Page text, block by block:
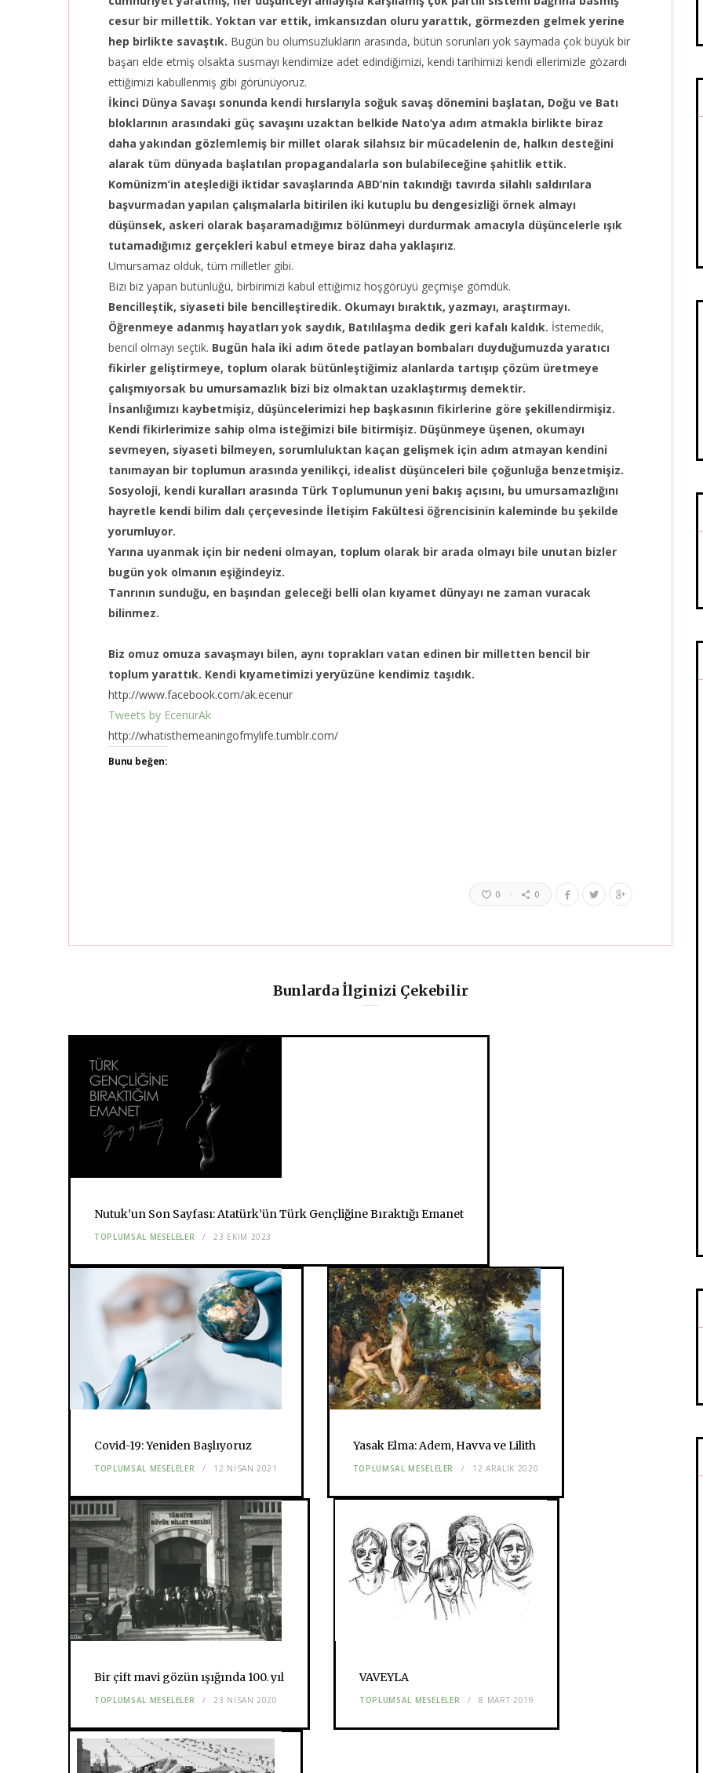
cesur bir millettik. Yoktan var ettik, imkansızdan oluru yarattık, görmezden gelmek yerine
hep birlikte savaştık. Bugün bu olumsuzlukların arasında, bütün sorunları yok saymada çok büyük bir
başarı elde etmiş olsakta susmayı kendimize adet edindiğimizi, kendi tarihimizi kendi ellerimizle gözardı
ettiğimizi kabullenmiş gibi görünüyoruz.
İkinci Dünya Savaşı sonunda kendi hırslarıyla soğuk savaş dönemini başlatan, Doğu ve Batı
bloklarının arasındaki güç savaşını uzaktan belkide Nato’ya adım atmakla birlikte biraz
daha yakından gözlemlemiş bir millet olarak silahsız bir mücadelenin de, halkın desteğini
alarak tüm dünyada başlatılan propagandalarla son bulabileceğine şahitlik ettik.
Komünizm’in ateşlediği iktidar savaşlarında ABD’nin takındığı tavırda silahlı saldırılara
başvurmadan yapılan çalışmalarla bitirilen iki kutuplu bu dengesizliği örnek almayı
düşünsek, askeri olarak başaramadığımız bölünmeyi durdurmak amacıyla düşüncelerle ışık
tutamadığımız gerçekleri kabul etmeye biraz daha yaklaşırız.
Umursamaz olduk, tüm milletler gibi.
Bizi biz yapan bütünlüğü, birbirimizi kabul ettiğimiz hoşgörüyü geçmişe gömdük.
Bencilleştik, siyaseti bile bencilleştiredik. Okumayı bıraktık, yazmayı, araştırmayı.
Öğrenmeye adanmış hayatları yok saydık, Batılılaşma dedik geri kafalı kaldık. İstemedik,
bencil olmayı seçtik. Bugün hala iki adım ötede patlayan bombaları duyduğumuzda yaratıcı
fikirler geliştirmeye, toplum olarak bütünleştiğimiz alanlarda tartışıp çözüm üretmeye
çalışmıyorsak bu umursamazlık bizi biz olmaktan uzaklaştırmış demektir.
İnsanlığımızı kaybetmişiz, düşüncelerimizi hep başkasının fikirlerine göre şekillendirmişiz.
Kendi fikirlerimize sahip olma isteğimizi bile bitirmişiz. Düşünmeye üşenen, okumayı
sevmeyen, siyaseti bilmeyen, sorumluluktan kaçan gelişmek için adım atmayan kendini
tanımayan bir toplumun arasında yenilikçi, idealist düşünceleri bile çoğunluğa benzetmişiz.
Sosyoloji, kendi kuralları arasında Türk Toplumunun yeni bakış açısını, bu umursamazlığını
hayretle kendi bilim dalı çerçevesinde İletişim Fakültesi öğrencisinin kaleminde bu şekilde
yorumluyor.
Yarına uyanmak için bir nedeni olmayan, toplum olarak bir arada olmayı bile unutan bizler
bugün yok olmanın eşiğindeyiz.
Tanrının sunduğu, en başından geleceği belli olan kıyamet dünyayı ne zaman vuracak
bilinmez.
Biz omuz omuza savaşmayı bilen, aynı toprakları vatan edinen bir milletten bencil bir
toplum yarattık. Kendi kıyametimizi yeryüzüne kendimiz taşıdık.
http://www.facebook.com/ak.ecenur
Tweets by EcenurAk
http://whatisthemeaningofmylife.tumblr.com/
Bunu beğen:
0 0
Bunlarda İlginizi Çekebilir
Nutuk’un Son Sayfası: Atatürk’ün Türk Gençliğine Bıraktığı Emanet
TOPLUMSAL MESELELER 23 EKIM 2023
Covid-19: Yeniden Başlıyoruz
TOPLUMSAL MESELELER 12 NISAN 2021
Yasak Elma: Adem, Havva ve Lilith
TOPLUMSAL MESELELER 12 ARALIK 2020
Bir çift mavi gözün ışığında 100. yıl
TOPLUMSAL MESELELER 23 NISAN 2020
VAVEYLA
TOPLUMSAL MESELELER 8 MART 2019